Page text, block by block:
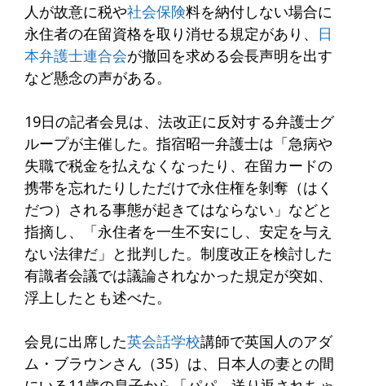
人が故意に税や社会保険料を納付しない場合に
永住者の在留資格を取り消せる規定があり、 日
本弁護士連合会が撤回を求める会長声明を出す
など懸念の声がある。
19日の記者会見は、法改正に反対する弁護士グ
ループが主催した。指宿昭一弁護士は「急病や
失職で税金を払えなくなったり、在留カードの
携帯を忘れたりしただけで永住権を剝奪（はく
だつ）される事態が起きてはならない」などと
指摘し、「永住者を一生不安にし、安定を与え
ない法律だ」と批判した。制度改正を検討した
有識者会議では議論されなかった規定が突如、
浮上したとも述べた。
会見に出席した英会話学校講師で英国人のアダ
ム・ブラウンさん（35）は、日本人の妻との間